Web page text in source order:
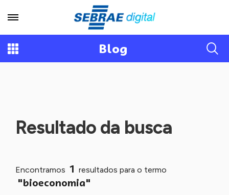
Blog
Resultado da busca
Encontramos 1 resultados para o termo
"bioeconomia"